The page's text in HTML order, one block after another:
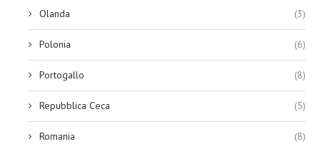
Olanda (3)
Polonia (6)
Portogallo (8)
Repubblica Ceca (5)
Romania (8)